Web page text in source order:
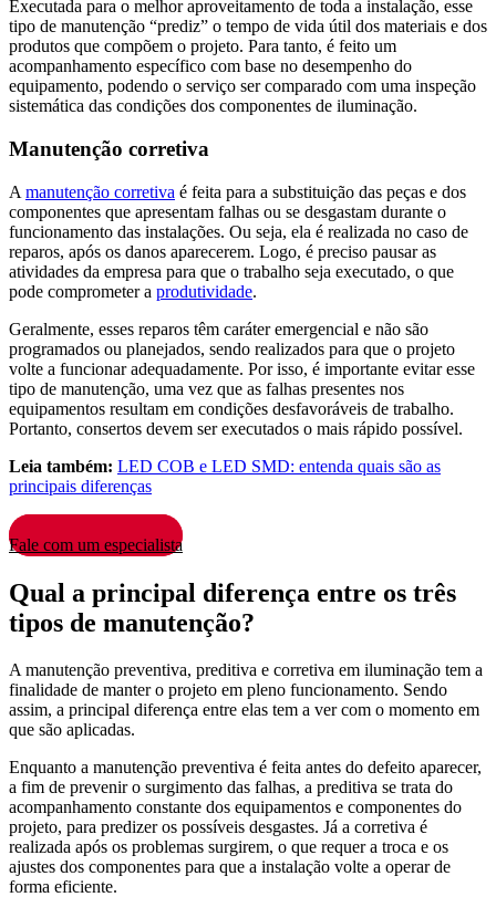
Executada para o melhor aproveitamento de toda a instalação, esse
tipo de manutenção “prediz” o tempo de vida útil dos materiais e dos
produtos que compõem o projeto. Para tanto, é feito um
acompanhamento específico com base no desempenho do
equipamento, podendo o serviço ser comparado com uma inspeção
sistemática das condições dos componentes de iluminação.
Manutenção corretiva
A manutenção corretiva é feita para a substituição das peças e dos
componentes que apresentam falhas ou se desgastam durante o
funcionamento das instalações. Ou seja, ela é realizada no caso de
reparos, após os danos aparecerem. Logo, é preciso pausar as
atividades da empresa para que o trabalho seja executado, o que
pode comprometer a produtividade.
Geralmente, esses reparos têm caráter emergencial e não são
programados ou planejados, sendo realizados para que o projeto
volte a funcionar adequadamente. Por isso, é importante evitar esse
tipo de manutenção, uma vez que as falhas presentes nos
equipamentos resultam em condições desfavoráveis de trabalho.
Portanto, consertos devem ser executados o mais rápido possível.
Leia também: LED COB e LED SMD: entenda quais são as
principais diferenças
Fale com um especialista
Qual a principal diferença entre os três
tipos de manutenção?
A manutenção preventiva, preditiva e corretiva em iluminação tem a
finalidade de manter o projeto em pleno funcionamento. Sendo
assim, a principal diferença entre elas tem a ver com o momento em
que são aplicadas.
Enquanto a manutenção preventiva é feita antes do defeito aparecer,
a fim de prevenir o surgimento das falhas, a preditiva se trata do
acompanhamento constante dos equipamentos e componentes do
projeto, para predizer os possíveis desgastes. Já a corretiva é
realizada após os problemas surgirem, o que requer a troca e os
ajustes dos componentes para que a instalação volte a operar de
forma eficiente.